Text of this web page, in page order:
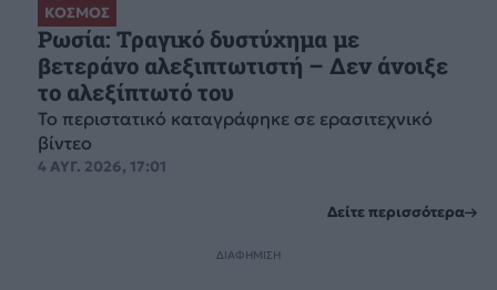
ΚΟΣΜΟΣ
Ρωσία: Τραγικό δυστύχημα με
βετεράνο αλεξιπτωτιστή – Δεν άνοιξε
το αλεξίπτωτό του
Το περιστατικό καταγράφηκε σε ερασιτεχνικό
βίντεο
4 ΑΥΓ. 2026, 17:01
Δείτε περισσότερα
ΔΙΑΦΗΜΙΣΗ